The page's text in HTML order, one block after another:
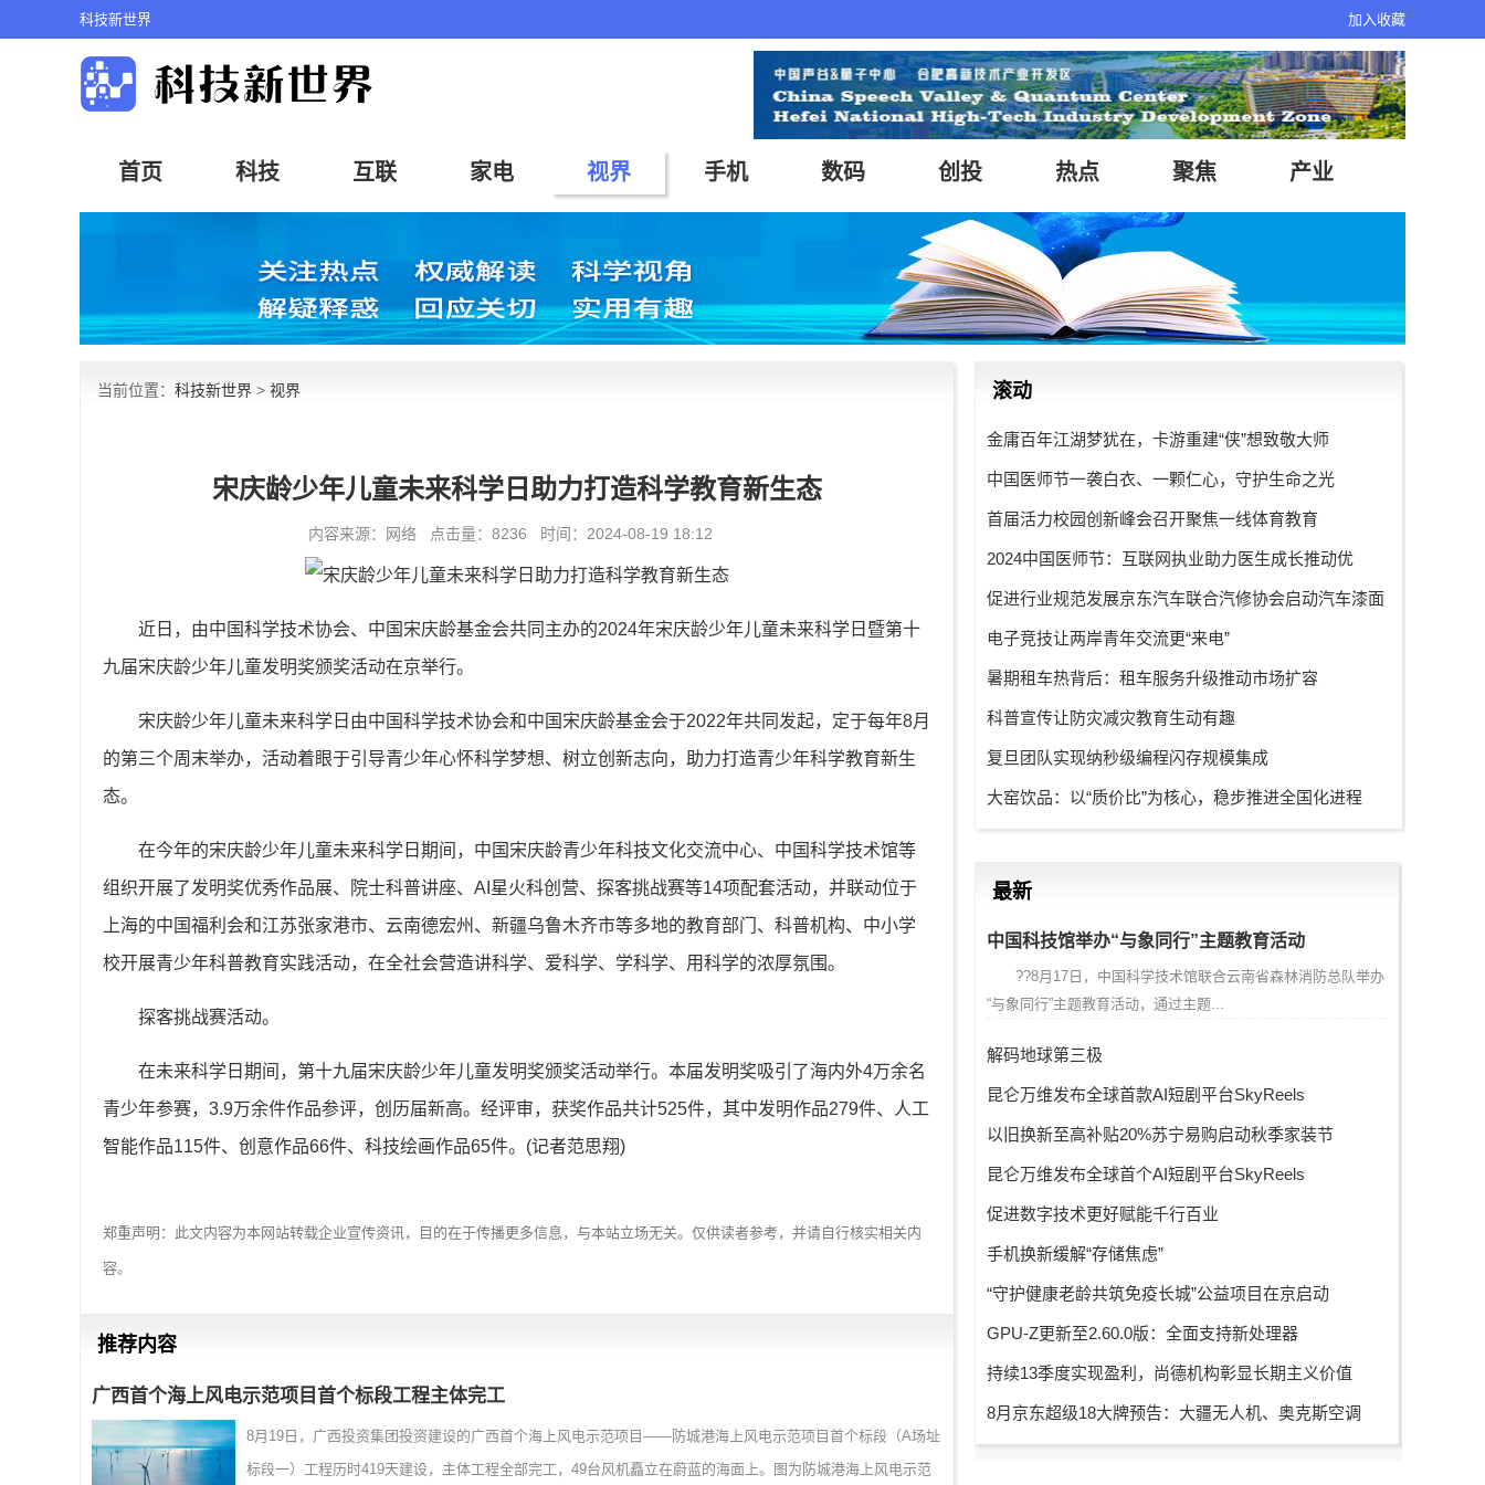
科技新世界 加入收藏
首页 科技 互联 家电 视界 手机 数码 创投 热点 聚焦 产业
当前位置： 科技新世界 > 视界
宋庆龄少年儿童未来科学日助力打造科学教育新生态
内容来源：网络 点击量：8236 时间：2024-08-19 18:12
近日，由中国科学技术协会、中国宋庆龄基金会共同主办的2024年宋庆龄少年儿童未来科学日暨第十
九届宋庆龄少年儿童发明奖颁奖活动在京举行。
宋庆龄少年儿童未来科学日由中国科学技术协会和中国宋庆龄基金会于2022年共同发起，定于每年8月
的第三个周末举办，活动着眼于引导青少年心怀科学梦想、树立创新志向，助力打造青少年科学教育新生
态。
在今年的宋庆龄少年儿童未来科学日期间，中国宋庆龄青少年科技文化交流中心、中国科学技术馆等
组织开展了发明奖优秀作品展、院士科普讲座、AI星火科创营、探客挑战赛等14项配套活动，并联动位于
上海的中国福利会和江苏张家港市、云南德宏州、新疆乌鲁木齐市等多地的教育部门、科普机构、中小学
校开展青少年科普教育实践活动，在全社会营造讲科学、爱科学、学科学、用科学的浓厚氛围。
探客挑战赛活动。
在未来科学日期间，第十九届宋庆龄少年儿童发明奖颁奖活动举行。本届发明奖吸引了海内外4万余名
青少年参赛，3.9万余件作品参评，创历届新高。经评审，获奖作品共计525件，其中发明作品279件、人工
智能作品115件、创意作品66件、科技绘画作品65件。(记者范思翔)
郑重声明：此文内容为本网站转载企业宣传资讯，目的在于传播更多信息，与本站立场无关。仅供读者参考，并请自行核实相关内
容。
推荐内容
广西首个海上风电示范项目首个标段工程主体完工
8月19日，广西投资集团投资建设的广西首个海上风电示范项目——防城港海上风电示范项目首个标段（A场址
标段一）工程历时419天建设，主体工程全部完工，49台风机矗立在蔚蓝的海面上。图为防城港海上风电示范
滚动
金庸百年江湖梦犹在，卡游重建“侠”想致敬大师
中国医师节一袭白衣、一颗仁心，守护生命之光
首届活力校园创新峰会召开聚焦一线体育教育
2024中国医师节：互联网执业助力医生成长推动优
促进行业规范发展京东汽车联合汽修协会启动汽车漆面
电子竞技让两岸青年交流更“来电”
暑期租车热背后：租车服务升级推动市场扩容
科普宣传让防灾减灾教育生动有趣
复旦团队实现纳秒级编程闪存规模集成
大窑饮品：以“质价比”为核心，稳步推进全国化进程
最新
中国科技馆举办“与象同行”主题教育活动
??8月17日，中国科学技术馆联合云南省森林消防总队举办
“与象同行”主题教育活动，通过主题...
解码地球第三极
昆仑万维发布全球首款AI短剧平台SkyReels
以旧换新至高补贴20%苏宁易购启动秋季家装节
昆仑万维发布全球首个AI短剧平台SkyReels
促进数字技术更好赋能千行百业
手机换新缓解“存储焦虑”
“守护健康老龄共筑免疫长城”公益项目在京启动
GPU-Z更新至2.60.0版：全面支持新处理器
持续13季度实现盈利，尚德机构彰显长期主义价值
8月京东超级18大牌预告：大疆无人机、奥克斯空调